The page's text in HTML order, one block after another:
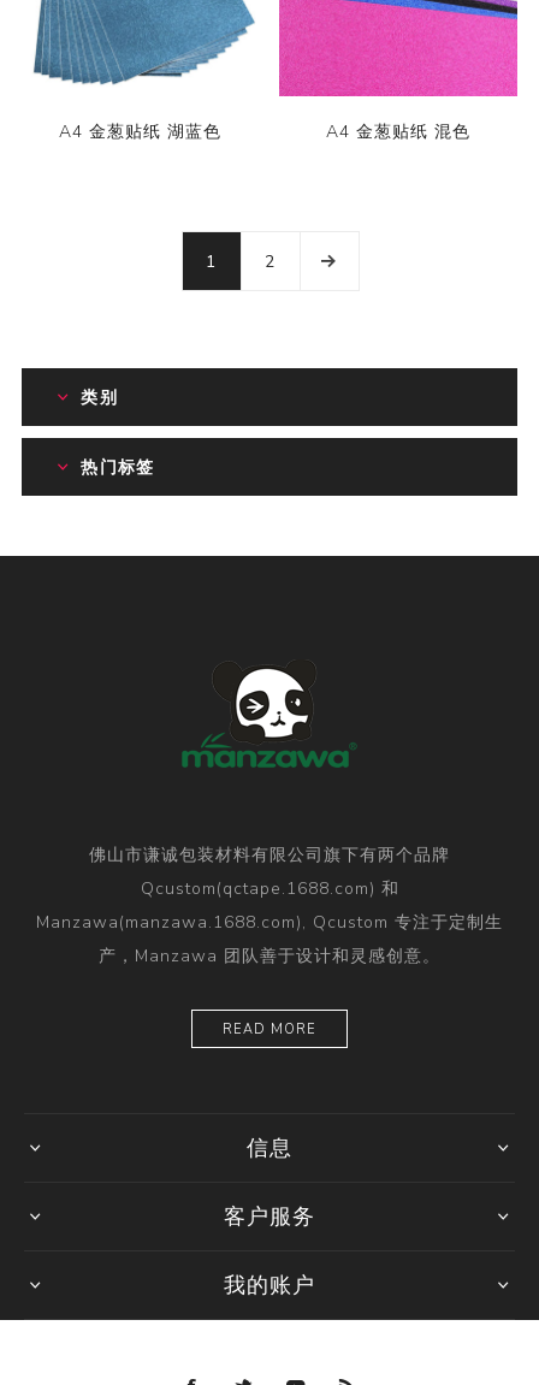
A4 金葱贴纸 湖蓝色 A4 金葱贴纸 混色
1 2
类别
热门标签
佛山市谦诚包装材料有限公司旗下有两个品牌
Qcustom(qctape.1688.com) 和
Manzawa(manzawa.1688.com), Qcustom 专注于定制生
产，Manzawa 团队善于设计和灵感创意。
READ MORE
信息
客户服务
我的账户